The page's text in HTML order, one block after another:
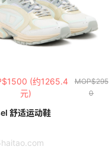
(约1265.4
元)
MOP$295
0
舒适运动鞋
(US)
利
利